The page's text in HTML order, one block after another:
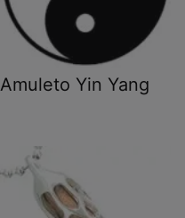
Amuleto Yin Yang